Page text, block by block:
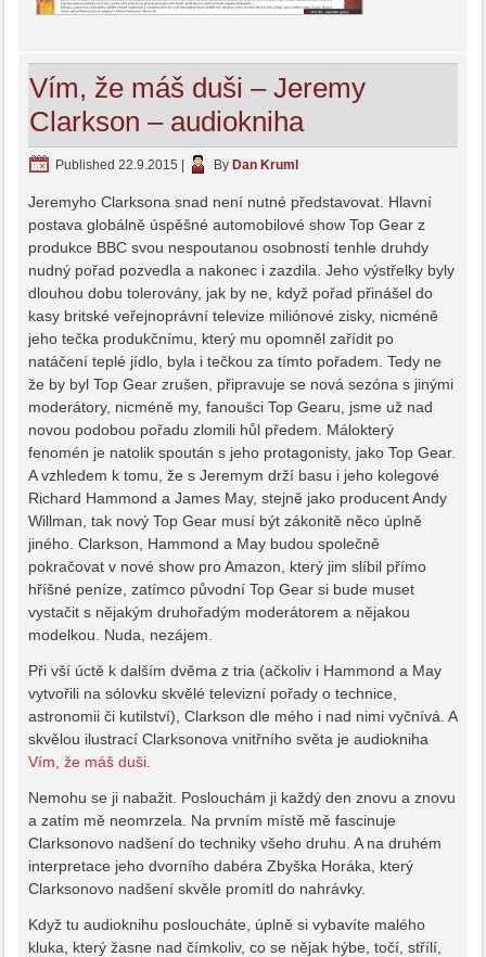
Vím, že máš duši – Jeremy
Clarkson – audiokniha
Published 22.9.2015 | By Dan Kruml
Jeremyho Clarksona snad není nutné představovat. Hlavní
postava globálně úspěšné automobilové show Top Gear z
produkce BBC svou nespoutanou osobností tenhle druhdy
nudný pořad pozvedla a nakonec i zazdila. Jeho výstřelky byly
dlouhou dobu tolerovány, jak by ne, když pořad přinášel do
kasy britské veřejnoprávní televize miliónové zisky, nicméně
jeho tečka produkčnímu, který mu opomněl zařídit po
natáčení teplé jídlo, byla i tečkou za tímto pořadem. Tedy ne
že by byl Top Gear zrušen, připravuje se nová sezóna s jinými
moderátory, nicméně my, fanoušci Top Gearu, jsme už nad
novou podobou pořadu zlomili hůl předem. Málokterý
fenomén je natolik spoután s jeho protagonisty, jako Top Gear.
A vzhledem k tomu, že s Jeremym drží basu i jeho kolegové
Richard Hammond a James May, stejně jako producent Andy
Willman, tak nový Top Gear musí být zákonitě něco úplně
jiného. Clarkson, Hammond a May budou společně
pokračovat v nové show pro Amazon, který jim slíbil přímo
hříšné peníze, zatímco původní Top Gear si bude muset
vystačit s nějakým druhořadým moderátorem a nějakou
modelkou. Nuda, nezájem.
Při vší úctě k dalším dvěma z tria (ačkoliv i Hammond a May
vytvořili na sólovku skvělé televizní pořady o technice,
astronomii či kutilství), Clarkson dle mého i nad nimi vyčnívá. A
skvělou ilustrací Clarksonova vnitřního světa je audiokniha
Vím, že máš duši
Nemohu se ji nabažit. Poslouchám ji každý den znovu a znovu
a zatím mě neomrzela. Na prvním místě mě fascinuje
Clarksonovo nadšení do techniky všeho druhu. A na druhém
interpretace jeho dvorního dabéra Zbyška Horáka, který
Clarksonovo nadšení skvěle promítl do nahrávky.
Když tu audioknihu posloucháte, úplně si vybavíte malého
kluka, který žasne nad čímkoliv, co se nějak hýbe, točí, střílí,